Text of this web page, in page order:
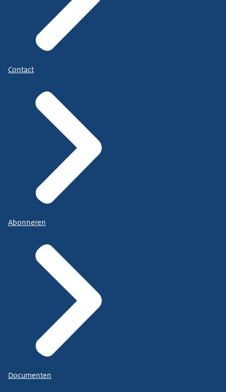
Contact
Abonneren
Documenten